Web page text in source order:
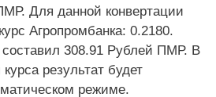
Для данной конвертации
Агропромбанка: 0.2180.
составил 308.91 Рублей ПМР. В
результат будет
режиме.